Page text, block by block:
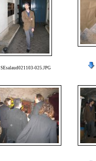
SEsalaud021103-025.JPG